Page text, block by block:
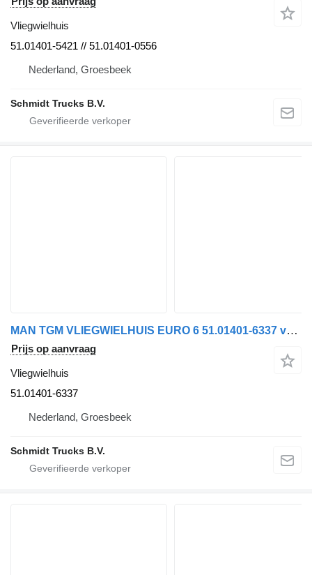
Vliegwielhuis
51.01401-5421 // 51.01401-0556
Nederland, Groesbeek
Schmidt Trucks B.V.
MAN TGM VLIEGWIELHUIS EURO 6 51.01401-6337 voor vrachtwagen
Prijs op aanvraag
Vliegwielhuis
51.01401-6337
Nederland, Groesbeek
Schmidt Trucks B.V.